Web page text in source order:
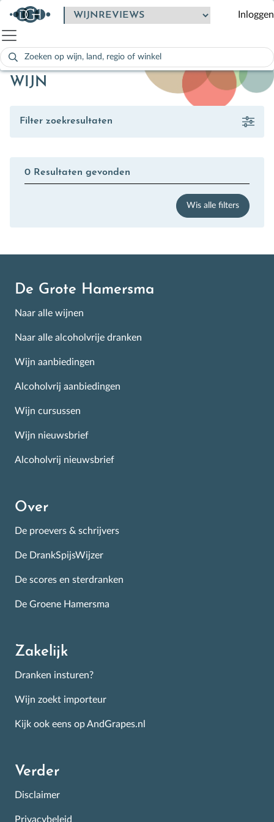
Zoeken
naar:
Als de resultaten voor automatisch aanvullen beschikbaar zijn,
Inloggen
WIJN
Filter zoekresultaten
0 Resultaten gevonden
Wis alle filters
De Grote Hamersma
Naar alle wijnen
Naar alle alcoholvrije dranken
Wijn aanbiedingen
Alcoholvrij aanbiedingen
Wijn cursussen
Wijn nieuwsbrief
Alcoholvrij nieuwsbrief
Over
De proevers & schrijvers
De DrankSpijsWijzer
De scores en sterdranken
De Groene Hamersma
Zakelijk
Dranken insturen?
Wijn zoekt importeur
Kijk ook eens op AndGrapes.nl
Verder
Disclaimer
Privacybeleid
Schrijf je in voor de
Alle goed scorende week-aanbiedingen, de wijnevent
wijnen! Met informatie en tips over de beste wijnen op
de Nederlandse schappen.
Inschrijven